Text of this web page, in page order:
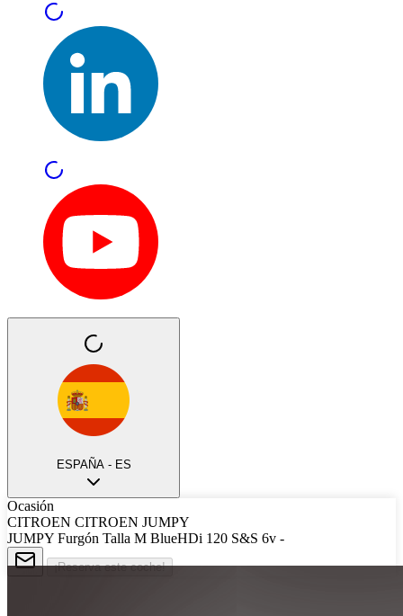
ESPAÑA - ES
Ocasión
CITROEN CITROEN JUMPY
JUMPY Furgón Talla M BlueHDi 120 S&S 6v -
¡Reserva este coche!